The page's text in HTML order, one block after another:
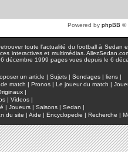
Powered by phpBB ©
toute l'actualité du football à Sedan
interactives et multimédias.
pages vues depuis le 6
un article | Sujets | Sondages | liens |
match | Pronos | Le joueur du match |
|
| Videos |
| Joueurs | Saisons | Sedan |
du site | Aide | Encyclopedie | Recherche |